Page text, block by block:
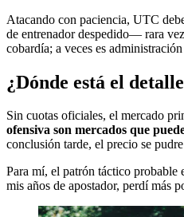
Atacando con paciencia, UTC
de entrenador despedido— rara
cobardía; a veces es
¿Dónde está el
Sin cuotas oficiales, el mercado
ofensiva son mercados que
conclusión tarde, el precio se
Para mí, el patrón táctico probable
mis años de apostador, perdí más